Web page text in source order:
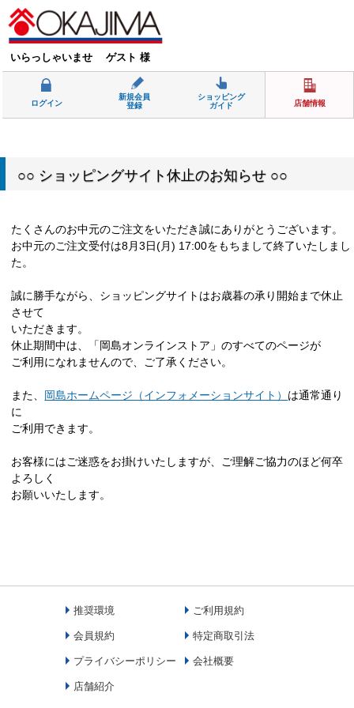
いらっしゃいませ ゲスト 様
ログイン
新規会員
登録
ショッピング
ガイド
店舗情報
○○ ショッピングサイト休止のお知らせ ○○
たくさんのお中元のご注文をいただき誠にありがとうございます。
お中元のご注文受付は8月3日(月) 17:00をもちまして終了いたしまし
た。
誠に勝手ながら、ショッピングサイトはお歳暮の承り開始まで休止
させて
いただきます。
休止期間中は、「岡島オンラインストア」のすべてのページが
ご利用になれませんので、ご了承ください。
また、 岡島ホームページ（インフォメーションサイト） は通常通り
に
ご利用できます。
お客様にはご迷惑をお掛けいたしますが、ご理解ご協力のほど何卒
よろしく
お願いいたします。
推奨環境 ご利用規約
会員規約 特定商取引法
プライバシーポリシー 会社概要
店舗紹介